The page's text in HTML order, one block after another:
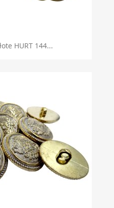
HURT 144...